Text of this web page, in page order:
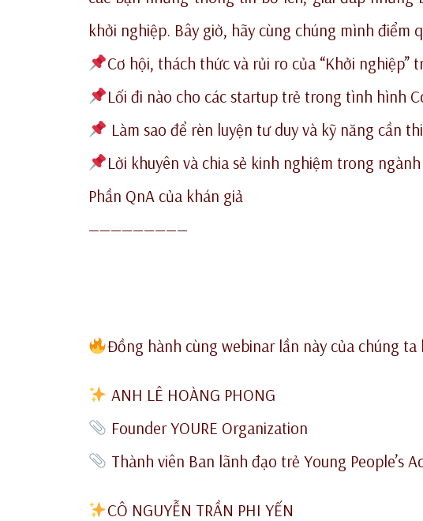
khởi nghiệp. Bây giờ, hãy cùng chúng mình điểm
Cơ hội, thách thức và rủi ro của “Khởi nghiệp”
Lối đi nào cho các startup trẻ trong tình hình
Làm sao để rèn luyện tư duy và kỹ năng cần
Lời khuyên và chia sẻ kinh nghiệm trong
Phần QnA của khán giả
—————————
Đồng hành cùng webinar lần này của chúng
ANH LÊ HOÀNG PHONG
Founder YOURE Organization
Thành viên Ban lãnh đạo trẻ Young People’s
CÔ NGUYỄN TRẦN PHI YẾN